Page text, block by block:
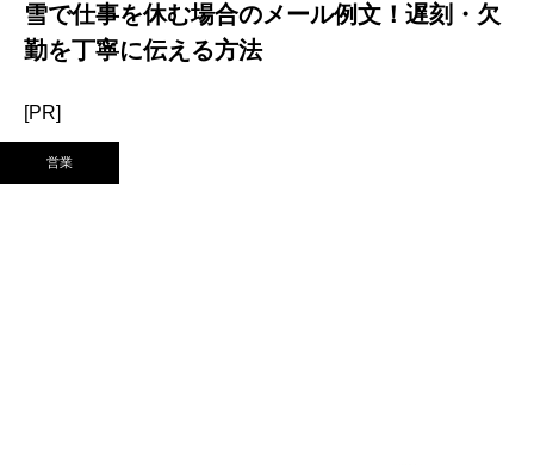
雪で仕事を休む場合のメール例文！遅刻・欠
勤を丁寧に伝える方法
[PR]
営業